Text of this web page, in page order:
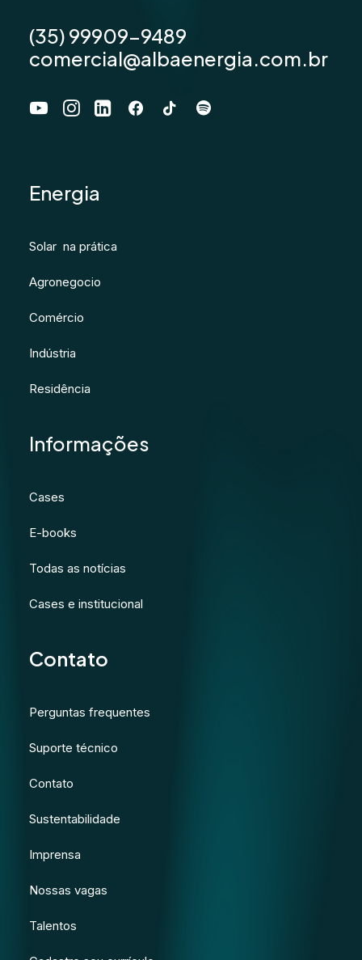
(35) 99909-9489
comercial@albaenergia.com.br
Energia
Solar na prática
Agronegocio
Comércio
Indústria
Residência
Informações
Cases
E-books
Todas as notícias
Cases e institucional
Contato
Perguntas frequentes
Suporte técnico
Contato
Sustentabilidade
Imprensa
Nossas vagas
Talentos